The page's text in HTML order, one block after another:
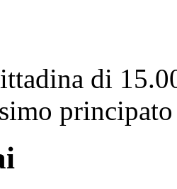
di